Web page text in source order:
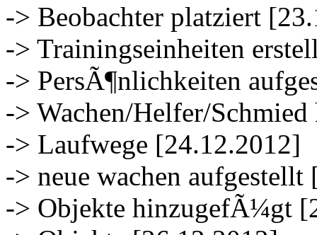
-> Beobachter platziert
-> Trainingseinheiten
-> PersÃ¶nlichkeiten
-> Wachen/Helfer/
-> Laufwege [24.12.2012]
-> neue wachen
-> Objekte hinzugefÃ¼gt